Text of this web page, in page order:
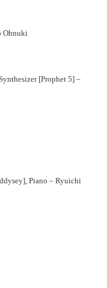
Ohnuki
[Prophet 5] –
Piano – Ryuichi